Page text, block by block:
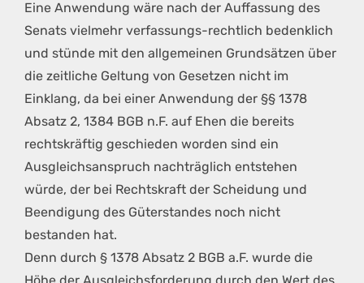
Eine Anwendung wäre nach der Auffassung des
Senats vielmehr verfassungs-rechtlich bedenklich
und stünde mit den allgemeinen Grundsätzen über
die zeitliche Geltung von Gesetzen nicht im
Einklang, da bei einer Anwendung der §§ 1378
Absatz 2, 1384 BGB n.F. auf Ehen die bereits
rechtskräftig geschieden worden sind ein
Ausgleichsanspruch nachträglich entstehen
würde, der bei Rechtskraft der Scheidung und
Beendigung des Güterstandes noch nicht
bestanden hat.
Denn durch § 1378 Absatz 2 BGB a.F. wurde die